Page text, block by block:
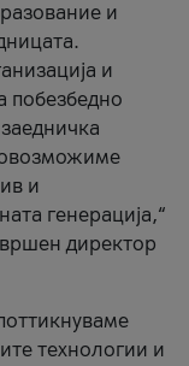
и
и
побезбедно
и
генерација,“
директор
технологии и